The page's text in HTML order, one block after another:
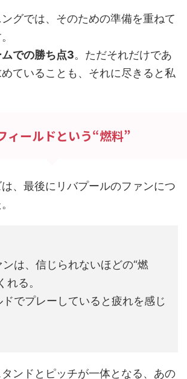
グでは、そのための準備を重ねて
での勝ち点3。ただそれだけであ
ていることも、それに尽きると私
ィールドという“燃料”
、最後にリバプールのファンにつ
ンは、信じられないほどの“燃
れる。
でプレーしていると疲れを感じ
ンドとピッチが一体となる、あの